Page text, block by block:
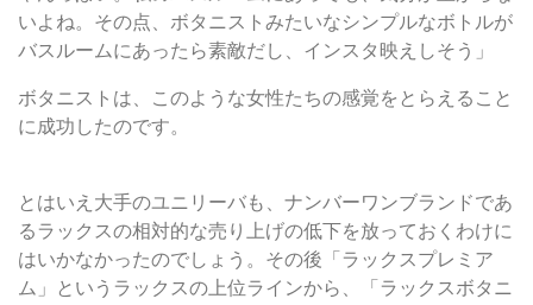
いよね。その点、ボタニストみたいなシンプルなボトルが
バスルームにあったら素敵だし、インスタ映えしそう」
ボタニストは、このような女性たちの感覚をとらえること
に成功したのです。
とはいえ大手のユニリーバも、ナンバーワンブランドであ
るラックスの相対的な売り上げの低下を放っておくわけに
はいかなかったのでしょう。その後「ラックスプレミア
ム」というラックスの上位ラインから、「ラックスボタニ